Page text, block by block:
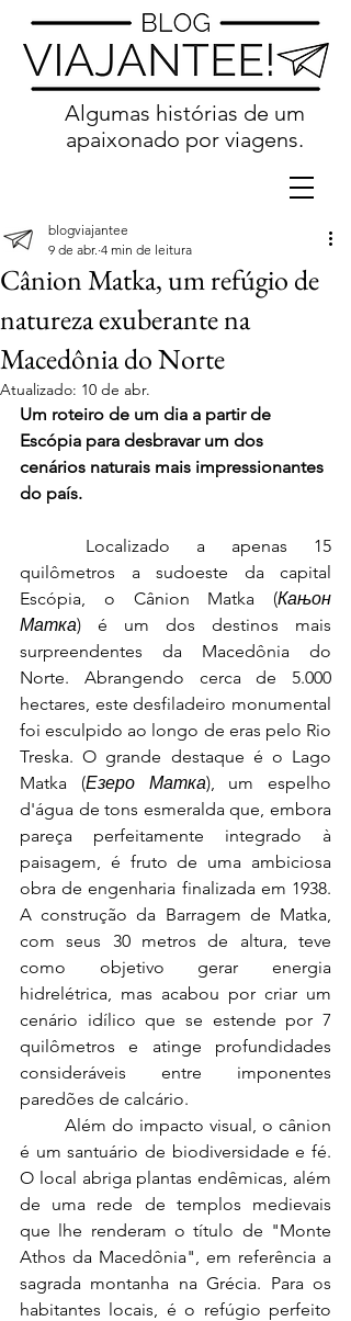
Algumas histórias de um
apaixonado por viagens.
Cânion Matka, um refúgio de
natureza exuberante na
Macedônia do Norte
blogviajantee
9 de abr. 4 min de leitura
Atualizado: 10 de abr.
Um roteiro de um dia a partir de
Escópia para desbravar um dos
cenários naturais mais impressionantes
do país.
quilômetros a sudoeste da capital
Escópia, o Cânion Matka (Кањон
Матка) é um dos destinos mais
surpreendentes da Macedônia do
Norte. Abrangendo cerca de 5.000
hectares, este desfiladeiro monumental
foi esculpido ao longo de eras pelo Rio
Treska. O grande destaque é o Lago
Matka (Езеро Матка), um espelho
d'água de tons esmeralda que, embora
pareça perfeitamente integrado à
paisagem, é fruto de uma ambiciosa
obra de engenharia finalizada em 1938.
A construção da Barragem de Matka,
com seus 30 metros de altura, teve
como objetivo gerar energia
hidrelétrica, mas acabou por criar um
cenário idílico que se estende por 7
quilômetros e atinge profundidades
consideráveis entre imponentes
paredões de calcário.
é um santuário de biodiversidade e fé.
O local abriga plantas endêmicas, além
de uma rede de templos medievais
que lhe renderam o título de "Monte
Athos da Macedônia", em referência a
sagrada montanha na Grécia. Para os
habitantes locais, é o refúgio perfeito